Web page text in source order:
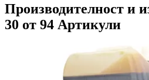
Производителност и
30 от 94 Артикули